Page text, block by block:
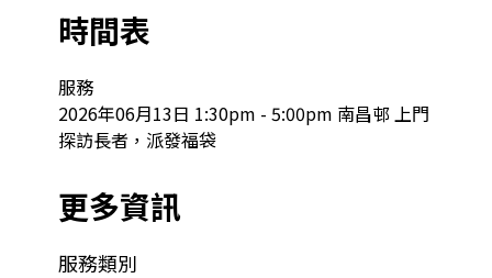
時間表
服務
2026年06月13日 1:30pm - 5:00pm 南昌邨 上門
探訪長者，派發福袋
更多資訊
服務類別